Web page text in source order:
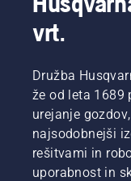
izjemno
učinkovitim
zgorevanjem
potrebna
moč in
navor.
vrt.
Družba
že od leta 1689
urejanje
najsodobnejši
rešitvami in
uporabnost in